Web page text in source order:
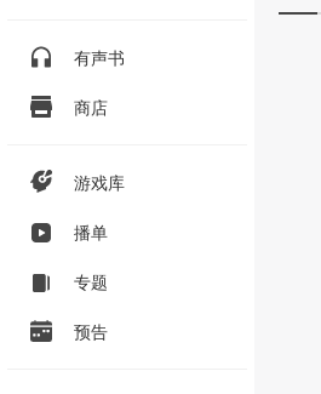
有声书
商店
游戏库
播单
专题
预告